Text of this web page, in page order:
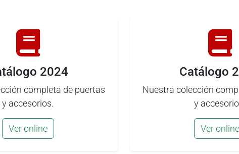
2024
completa de puertas
y accesorios.
Ver online
Catálogo
Nuestra colección
y
Ver online